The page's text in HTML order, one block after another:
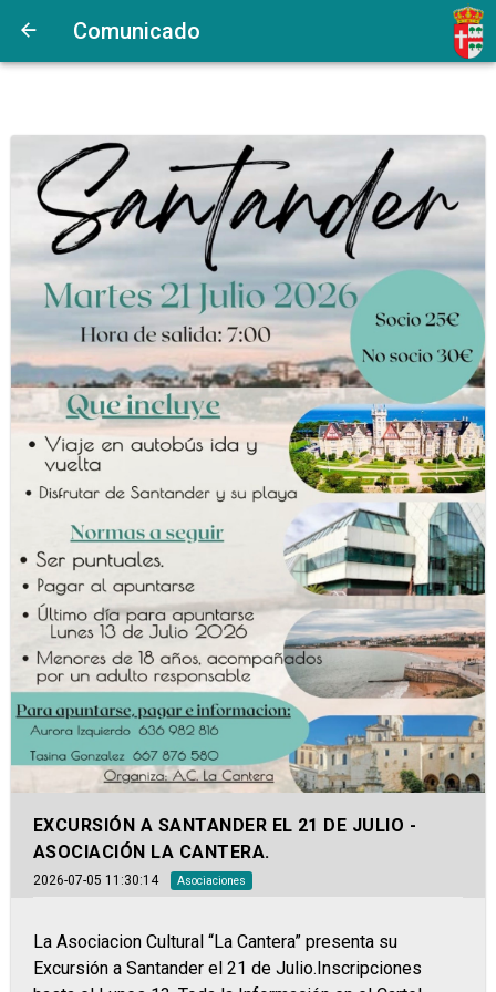
Comunicado
EXCURSIÓN A SANTANDER EL 21 DE JULIO -
ASOCIACIÓN LA CANTERA.
2026-07-05 11:30:14 Asociaciones
La Asociacion Cultural “La Cantera” presenta su
Excursión a Santander el 21 de Julio.Inscripciones